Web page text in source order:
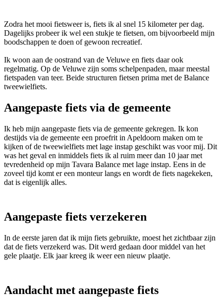
Zodra het mooi fietsweer is, fiets ik al snel 15 kilometer per dag.
Dagelijks probeer ik wel een stukje te fietsen, om bijvoorbeeld mijn
boodschappen te doen of gewoon recreatief.
Ik woon aan de oostrand van de Veluwe en fiets daar ook
regelmatig. Op de Veluwe zijn soms schelpenpaden, maar meestal
fietspaden van teer. Beide structuren fietsen prima met de Balance
tweewielfiets.
Aangepaste fiets via de gemeente
Ik heb mijn aangepaste fiets via de gemeente gekregen. Ik kon
destijds via de gemeente een proefrit in Apeldoorn maken om te
kijken of de tweewielfiets met lage instap geschikt was voor mij. Dit
was het geval en inmiddels fiets ik al ruim meer dan 10 jaar met
tevredenheid op mijn Tavara Balance met lage instap. Eens in de
zoveel tijd komt er een monteur langs en wordt de fiets nagekeken,
dat is eigenlijk alles.
Aangepaste fiets verzekeren
In de eerste jaren dat ik mijn fiets gebruikte, moest het zichtbaar zijn
dat de fiets verzekerd was. Dit werd gedaan door middel van het
gele plaatje. Elk jaar kreeg ik weer een nieuw plaatje.
Aandacht met aangepaste fiets